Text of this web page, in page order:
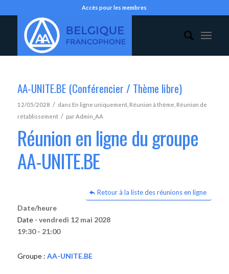
Accès pour les membres
AA-UNITE.BE (Conférencier / Thème libre)
12/05/2028 / dans En ligne uniquement, Réunion à thème Réunion de
rétablissement / parAdmin_AA
Réunion en ligne du groupe
AA-UNITE.BE
Retour à la liste des réunions en ligne
Date/heure
Date - vendredi 12 mai 2028
19:30 - 21:00
Groupe : AA-UNITE.BE